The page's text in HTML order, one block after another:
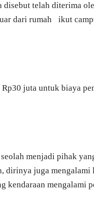
telah diterima
dari rumah ikut
Rp30 juta untuk biaya
menjadi pihak
dirinya juga
kendaraan mengalami